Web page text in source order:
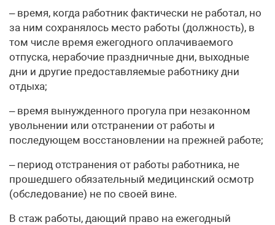
– время, когда работник фактически не работал, но
за ним сохранялось место работы (должность), в
том числе время ежегодного оплачиваемого
отпуска, нерабочие праздничные дни, выходные
дни и другие предоставляемые работнику дни
отдыха;
– время вынужденного прогула при незаконном
увольнении или отстранении от работы и
последующем восстановлении на прежней работе;
– период отстранения от работы работника, не
прошедшего обязательный медицинский осмотр
(обследование) не по своей вине.
В стаж работы, дающий право на ежегодный